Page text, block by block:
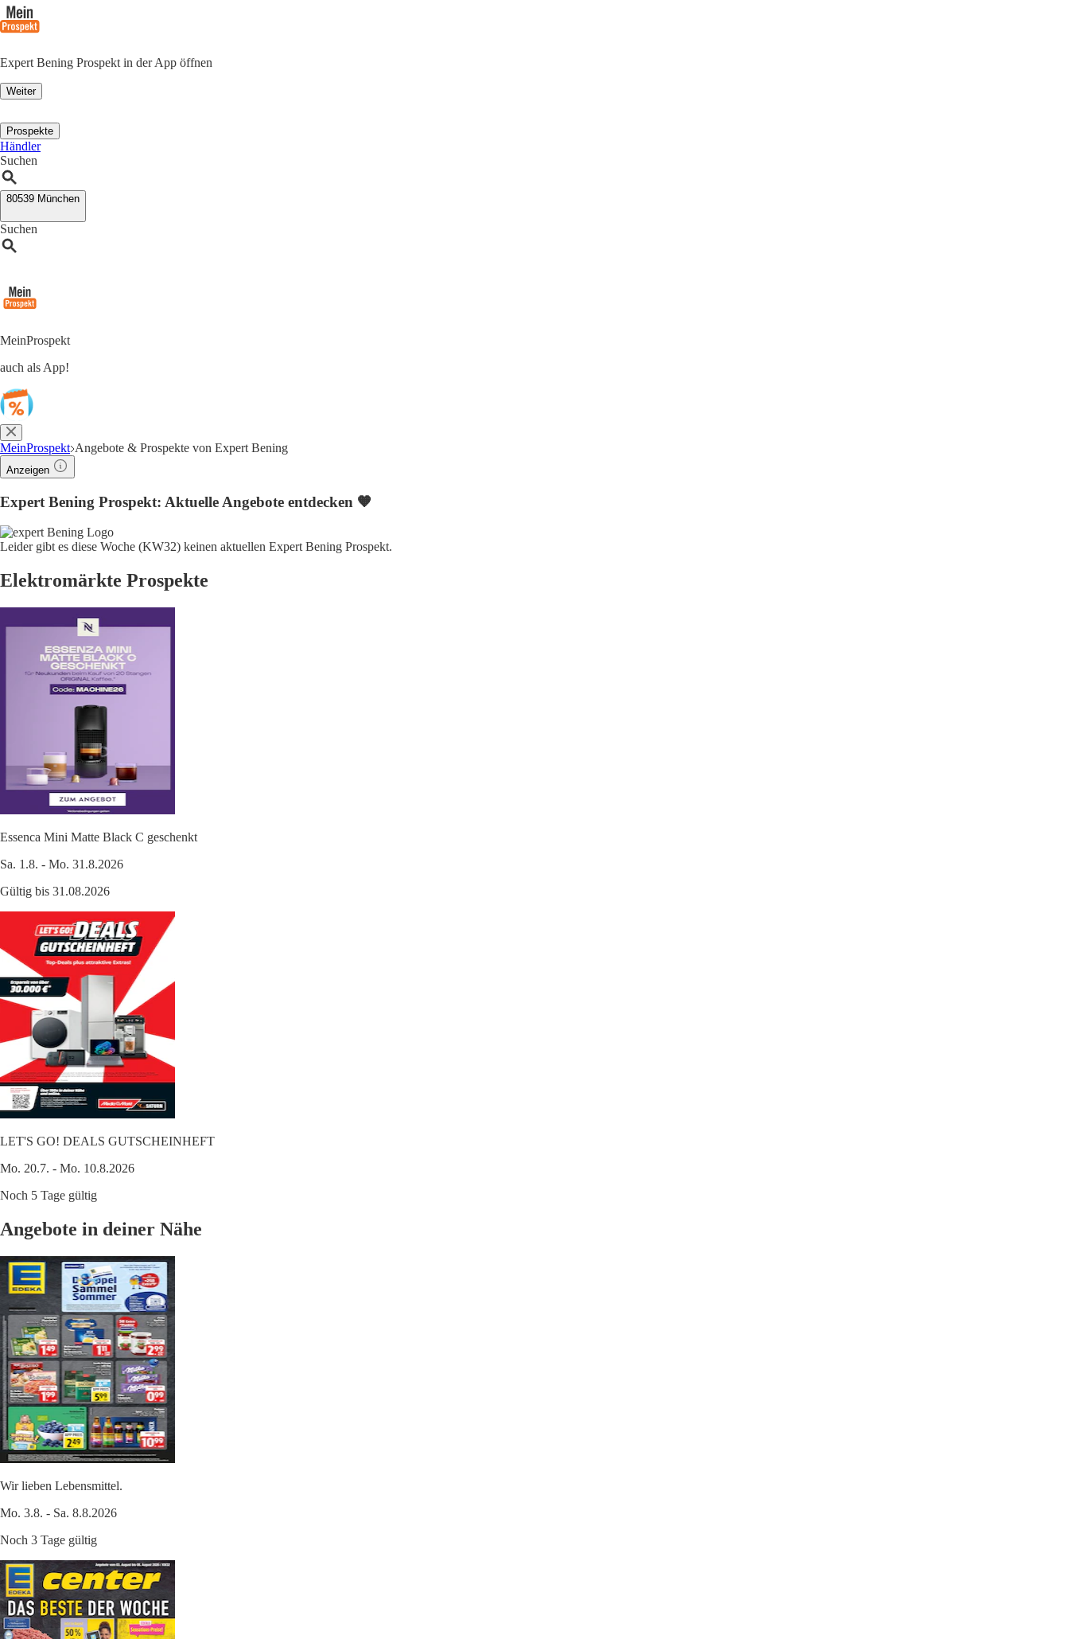
Expert Bening Prospekt in der App öffnen
Weiter
Prospekte
Händler
Suchen
80539 München
Suchen
MeinProspekt
auch als App!
MeinProspekt Angebote & Prospekte von Expert Bening
Anzeigen
Expert Bening Prospekt: Aktuelle Angebote entdecken 🧡
Leider gibt es diese Woche (KW32) keinen aktuellen Expert Bening Prospekt.
Elektromärkte Prospekte
Essenca Mini Matte Black C geschenkt
Sa. 1.8. - Mo. 31.8.2026
Gültig bis 31.08.2026
LET'S GO! DEALS GUTSCHEINHEFT
Mo. 20.7. - Mo. 10.8.2026
Noch 5 Tage gültig
Angebote in deiner Nähe
Wir lieben Lebensmittel.
Mo. 3.8. - Sa. 8.8.2026
Noch 3 Tage gültig